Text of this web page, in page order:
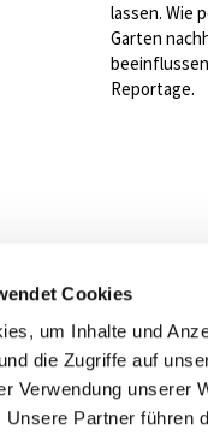
Cookies
um Inhalte und
die Zugriffe auf
Verwendung unserer
Unsere Partner führen
lassen. Wie
Garten
Reportage.
Wir sind gerne für Sie
Albrecht + Bolzli